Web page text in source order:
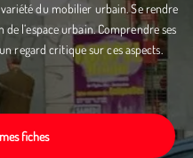
variété du mobilier urbain. Se rendre
l’espace urbain. Comprendre ses
regard critique sur ces aspects.
fiches